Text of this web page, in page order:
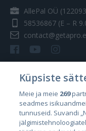
AllePal OÜ
58536867 (E – R
Riigid
Eesti
Läti
Küpsiste
Meie ja meie 269
seadmes
tunnuseid. Suvandi